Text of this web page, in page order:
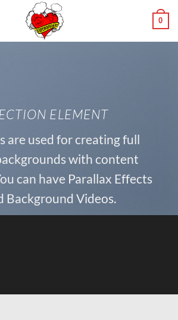
0
ELEMENT
are used for creating full
with content
can have Parallax Effects
Background Videos.